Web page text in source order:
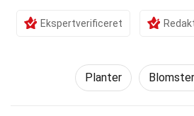
Ekspertverificeret
Planter